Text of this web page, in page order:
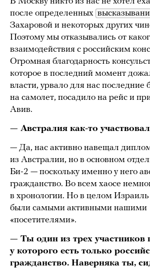
после определенных
Захаровой и некоторых других
Поэтому мы отказывались от
взаимодействия с российским
Огромная благодарность
которое в последний момент
власти, урвало для нас последние
на самолет, посадило на рейс и
Авив.
— Австралия как-то
— Да, нас активно навещал
из Австралии, но в основном
Би-2 — поскольку именно у него
гражданство. Во всем хаосе
в хронологии. Но в целом
были самыми активными нашими
«посетителями».
— Ты один из трех участников
у которого есть только
гражданство. Наверняка ты,